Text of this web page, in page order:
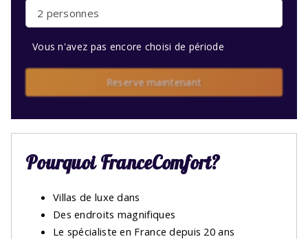
2 personnes
Vous n'avez pas encore choisi de période
Reserve maintenant
Pourquoi FranceComfort?
Villas de luxe dans
Des endroits magnifiques
Le spécialiste en France depuis 20 ans